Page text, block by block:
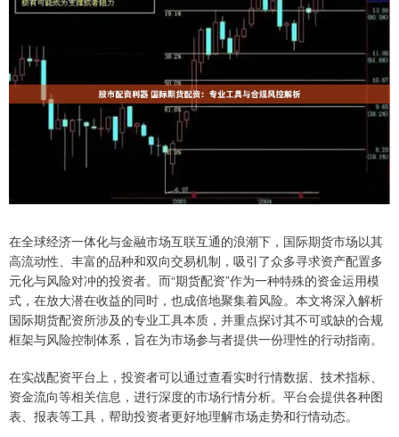
在全球经济一体化与金融市场互联互通的浪潮下，国际期货市场以其
高流动性、丰富的品种和双向交易机制，吸引了众多寻求资产配置多
元化与风险对冲的投资者。而“期货配资”作为一种特殊的资金运用模
式，在放大潜在收益的同时，也成倍地聚集着风险。本文将深入解析
国际期货配资所涉及的专业工具本质，并重点探讨其不可或缺的合规
框架与风险控制体系，旨在为市场参与者提供一份理性的行动指南。
在实战配资平台上，投资者可以通过查看实时行情数据、技术指标、
资金流向等相关信息，进行深度的市场行情分析。平台会提供各种图
表、报表等工具，帮助投资者更好地理解市场走势和行情动态。